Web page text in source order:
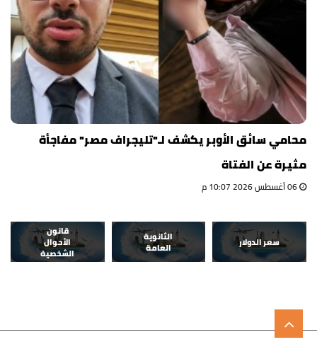
محامي سائق الأوبر يكشف لـ"تليجراف مصر" مفاجأة
مثيرة عن الفتاة
سعر الدولار
الثانوية
العامة
قانون
الأحوال
الشخصية